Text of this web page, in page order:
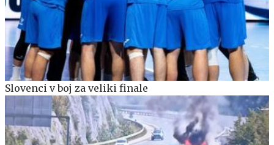
Slovenci v boj za veliki finale